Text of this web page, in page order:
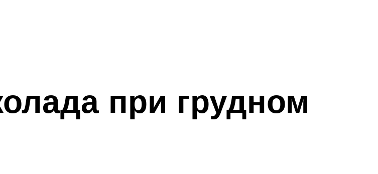
при грудном